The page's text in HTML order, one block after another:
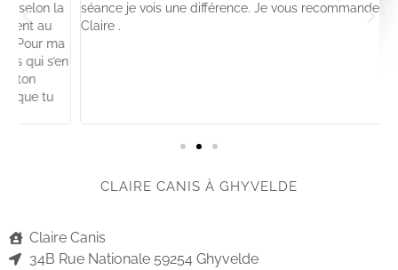
séance je vois une différence. Je vous recommande à 100%
Claire .
CLAIRE CANIS À GHYVELDE
Claire Canis
34B Rue Nationale 59254 Ghyvelde